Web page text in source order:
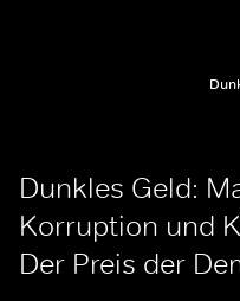
Dunkles Geld:
Korruption und
Der Preis der